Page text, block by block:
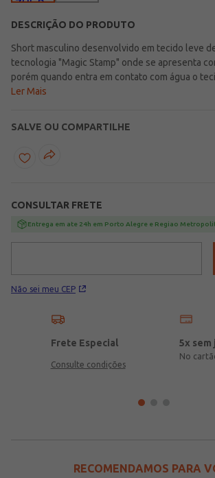
DESCRIÇÃO DO PRODUTO
Short masculino desenvolvido em tecido leve
tecnologia "Magic Stamp" onde se apresenta
porém quando entra em contato com água o
estampa super moderna. Possui cós elástico
Chinelos. Tecido: PlanoComposição: 95%
elastanoMarca: HuryMedidas do modelo: 1,88
tamanho M.Produto da coleção Primavera/Verão
Ler Mais
SALVE OU COMPARTILHE
CONSULTAR FRETE
Entrega em ate 24h em Porto Alegre e Regiao
Não sei meu CEP
Frete Especial
Consulte condições
5x sem
No
RECOMENDAMOS PARA